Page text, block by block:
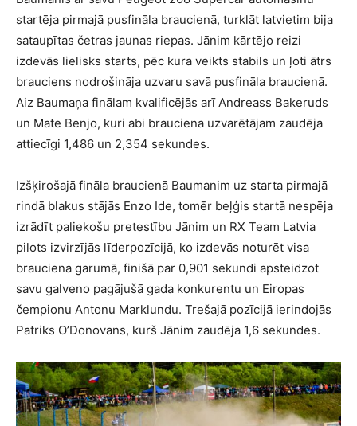
startēja pirmajā pusfināla braucienā, turklāt latvietim bija
sataupītas četras jaunas riepas. Jānim kārtējo reizi
izdevās lielisks starts, pēc kura veikts stabils un ļoti ātrs
brauciens nodrošināja uzvaru savā pusfināla braucienā.
Aiz Baumaņa finālam kvalificējās arī Andreass Bakeruds
un Mate Benjo, kuri abi brauciena uzvarētājam zaudēja
attiecīgi 1,486 un 2,354 sekundes.
Izšķirošajā fināla braucienā Baumanim uz starta pirmajā
rindā blakus stājās Enzo Ide, tomēr beļģis startā nespēja
izrādīt paliekošu pretestību Jānim un RX Team Latvia
pilots izvirzījās līderpozīcijā, ko izdevās noturēt visa
brauciena garumā, finišā par 0,901 sekundi apsteidzot
savu galveno pagājušā gada konkurentu un Eiropas
čempionu Antonu Marklundu. Trešajā pozīcijā ierindojās
Patriks O’Donovans, kurš Jānim zaudēja 1,6 sekundes.